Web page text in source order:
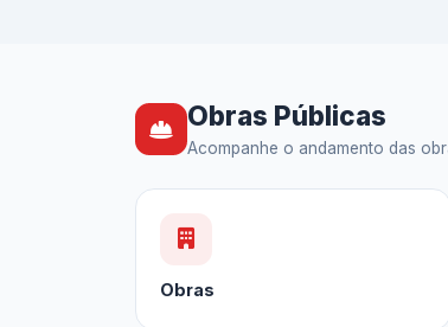
Obras Públicas
Acompanhe o andamento das
Obras